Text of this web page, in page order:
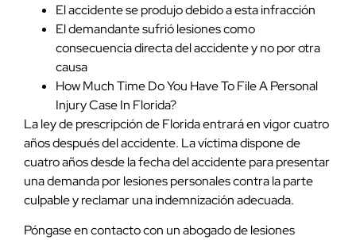
El accidente se produjo debido a esta infracción
El demandante sufrió lesiones como
consecuencia directa del accidente y no por otra
causa
How Much Time Do You Have To File A Personal
Injury Case In Florida?
La ley de prescripción de Florida entrará en vigor cuatro
años después del accidente. La víctima dispone de
cuatro años desde la fecha del accidente para presentar
una demanda por lesiones personales contra la parte
culpable y reclamar una indemnización adecuada.
Póngase en contacto con un abogado de lesiones